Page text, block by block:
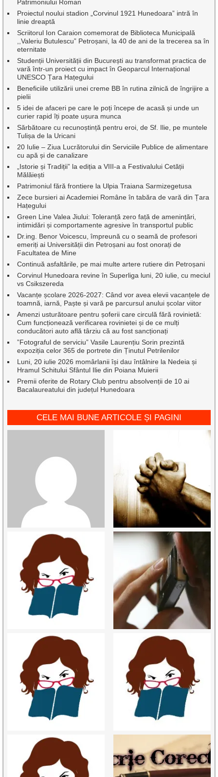
Patrimoniului Roman
Proiectul noului stadion „Corvinul 1921 Hunedoara” intră în
linie dreaptă
Scriitorul Ion Caraion comemorat de Biblioteca Municipală
,,Valeriu Butulescu” Petroșani, la 40 de ani de la trecerea sa în
eternitate
Studenții Universității din București au transformat practica de
vară într-un proiect cu impact în Geoparcul Internațional
UNESCO Țara Hațegului
Beneficiile utilizării unei creme BB în rutina zilnică de îngrijire a
pielii
5 idei de afaceri pe care le poți începe de acasă și unde un
curier rapid îți poate ușura munca
Sărbătoare cu recunoștință pentru eroi, de Sf. Ilie, pe muntele
Tulișa de la Uricani
20 Iulie – Ziua Lucrătorului din Serviciile Publice de alimentare
cu apă și de canalizare
„Istorie și Tradiții” la ediția a VIII-a a Festivalului Cetății
Mălăiești
Patrimoniul fără frontiere la Ulpia Traiana Sarmizegetusa
Zece bursieri ai Academiei Române în tabăra de vară din Țara
Hațegului
Green Line Valea Jiului: Toleranță zero față de amenințări,
intimidări și comportamente agresive în transportul public
Dr.ing. Benor Voicescu, împreună cu o seamă de profesori
emeriți ai Universității din Petroșani au fost onorați de
Facultatea de Mine
Continuă asfaltările, pe mai multe artere rutiere din Petroșani
Corvinul Hunedoara revine în Superliga luni, 20 iulie, cu meciul
vs Csikszereda
Vacanțe școlare 2026-2027: Când vor avea elevii vacanțele de
toamnă, iarnă, Paște și vară pe parcursul anului școlar viitor
Amenzi usturătoare pentru șoferii care circulă fără rovinietă:
Cum funcționează verificarea rovinietei și de ce mulți
conducători auto află târziu că au fost sancționați
”Fotograful de serviciu” Vasile Laurențiu Sorin prezintă
expoziția celor 365 de portrete din Ținutul Petrilenilor
Luni, 20 iulie 2026 momârlanii își dau întâlnire la Nedeia și
Hramul Schitului Sfântul Ilie din Poiana Muierii
Premii oferite de Rotary Club pentru absolvenții de 10 ai
Bacalaureatului din județul Hunedoara
CELE MAI BUNE ARTICOLE ȘI PAGINI